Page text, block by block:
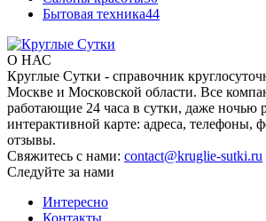
Бытовая техника44
О НАС
Круглые Сутки - справочник
Москве и Московской области. Все
работающие 24 часа в сутки, даже ночью
интерактивной карте: адреса, телефоны,
отзывы.
Свяжитесь с нами: contact@kruglie-sutki.ru
Следуйте за нами
Интересно
Контакты